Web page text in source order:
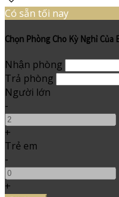
Có sẵn tối nay
Chọn Phòng Cho Kỳ Nghỉ Của
Nhận phòng
Trả phòng
Người lớn
-
+
Trẻ em
-
+